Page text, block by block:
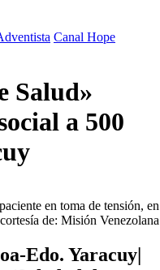
Canal Hope
Salud»
a 500
en toma de tensión,
de: Misión
Edo. Yaracuy|